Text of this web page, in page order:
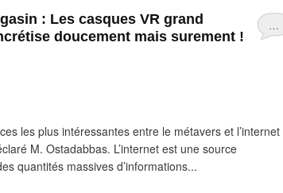
…
: Les casques VR grand
doucement mais surement !
les plus intéressantes entre le métavers et l’internet
M. Ostadabbas. L’internet est une source
quantités massives d’informations...